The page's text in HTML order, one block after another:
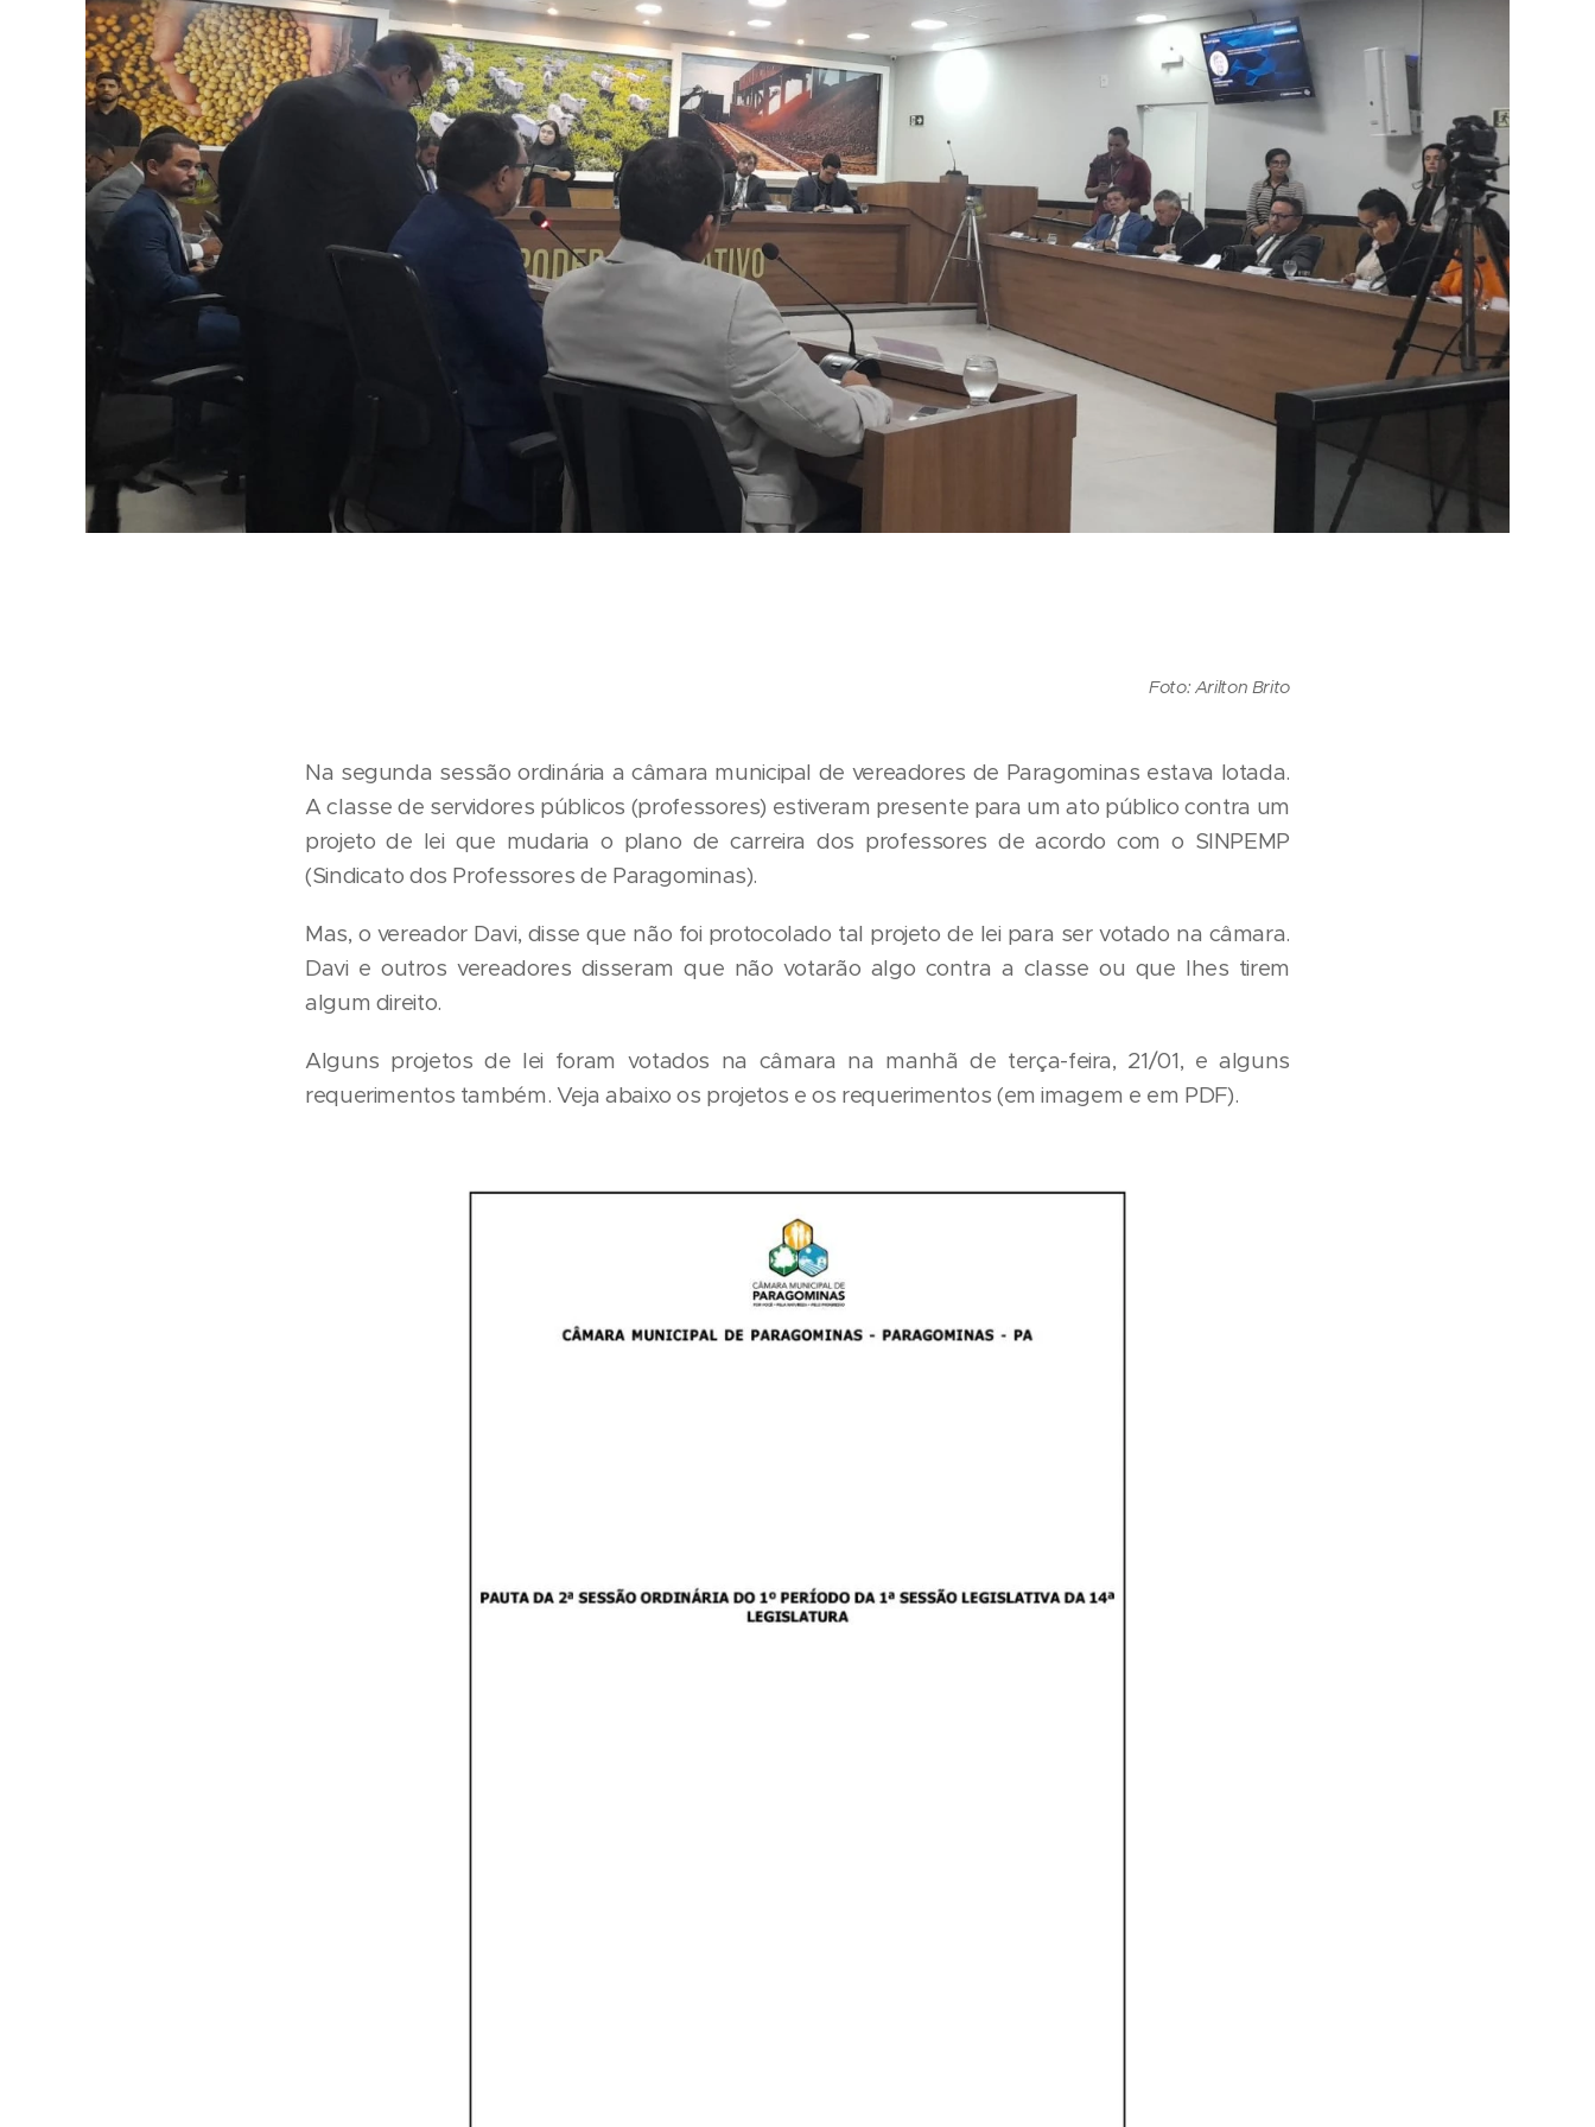
Foto: Arilton Brito
Na segunda sessão ordinária a câmara municipal de vereadores de Paragominas estava lotada.
A classe de servidores públicos (professores) estiveram presente para um ato público contra um
projeto de lei que mudaria o plano de carreira dos professores de acordo com o SINPEMP
(Sindicato dos Professores de Paragominas).
Mas, o vereador Davi, disse que não foi protocolado tal projeto de lei para ser votado na câmara.
Davi e outros vereadores disseram que não votarão algo contra a classe ou que lhes tirem
algum direito.
Alguns projetos de lei foram votados na câmara na manhã de terça-feira, 21/01, e alguns
requerimentos também. Veja abaixo os projetos e os requerimentos (em imagem e em PDF).